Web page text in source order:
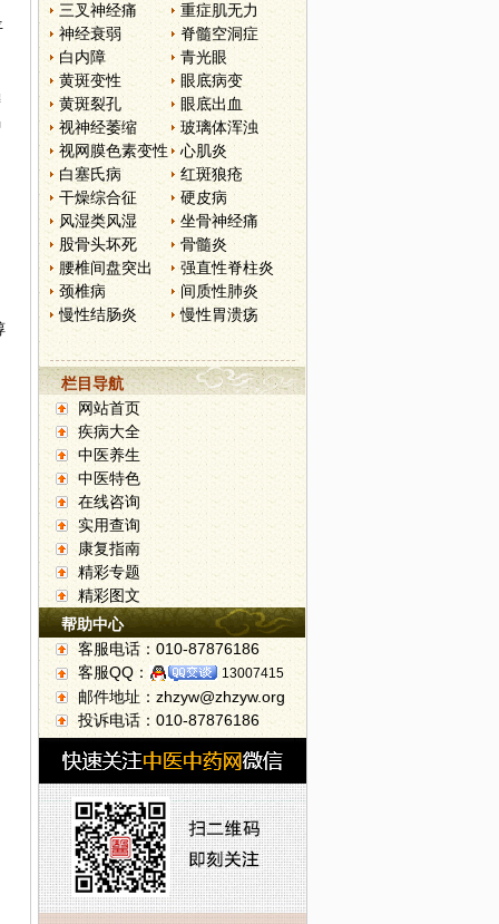
三叉神经痛
重症肌无力
神经衰弱
脊髓空洞症
白内障
青光眼
黄斑变性
眼底病变
黄斑裂孔
眼底出血
视神经萎缩
玻璃体浑浊
视网膜色素变性
心肌炎
白塞氏病
红斑狼疮
干燥综合征
硬皮病
风湿类风湿
坐骨神经痛
股骨头坏死
骨髓炎
腰椎间盘突出
强直性脊柱炎
颈椎病
间质性肺炎
慢性结肠炎
慢性胃溃疡
栏目导航
网站首页
疾病大全
中医养生
中医特色
在线咨询
实用查询
康复指南
精彩专题
精彩图文
帮助中心
客服电话：010-87876186
客服QQ：
13007415
邮件地址：zhzyw@zhzyw.org
投诉电话：010-87876186